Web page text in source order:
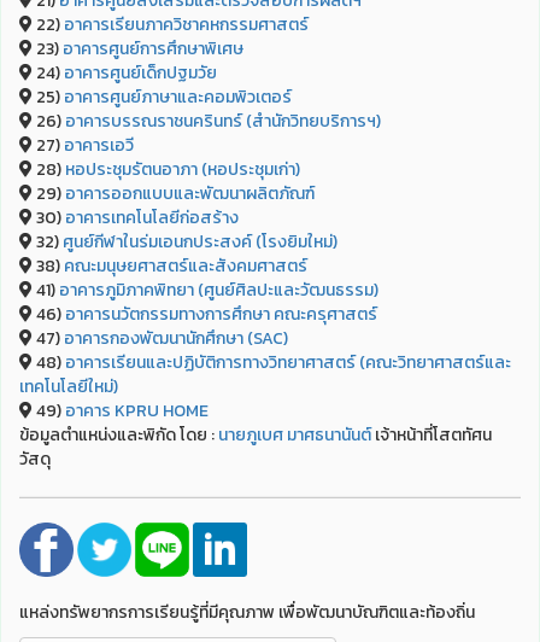
22)อาคารเรียนภาควิชาคหกรรมศาสตร์
23)อาคารศูนย์การศึกษาพิเศษ
24)อาคารศูนย์เด็กปฐมวัย
25)อาคารศูนย์ภาษาและคอมพิวเตอร์
26)อาคารบรรณราชนครินทร์ (สำนักวิทยบริการฯ)
27)อาคารเอวี
28)หอประชุมรัตนอาภา (หอประชุมเก่า)
29)อาคารออกแบบและพัฒนาผลิตภัณฑ์
30)อาคารเทคโนโลยีก่อสร้าง
32)ศูนย์กีฬาในร่มเอนกประสงค์ (โรงยิมใหม่)
38)คณะมนุษยศาสตร์และสังคมศาสตร์
41)อาคารภูมิภาคพิทยา (ศูนย์ศิลปะและวัฒนธรรม)
46)อาคารนวัตกรรมทางการศึกษา คณะครุศาสตร์
47)อาคารกองพัฒนานักศึกษา (SAC)
48)อาคารเรียนและปฏิบัติการทางวิทยาศาสตร์ (คณะวิทยาศาสตร์และ
เทคโนโลยีใหม่)
49)อาคาร KPRU HOME
ข้อมูลตำแหน่งและพิกัด โดย :นายภูเบศ มาศธนานันต์เจ้าหน้าที่โสตทัศน
วัสดุ
แหล่งทรัพยากรการเรียนรู้ที่มีคุณภาพ เพื่อพัฒนาบัณฑิตและท้องถิ่น